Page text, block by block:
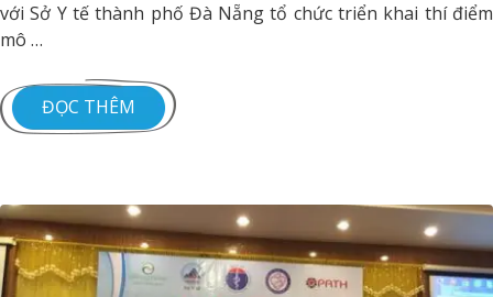
với Sở Y tế thành phố Đà Nẵng tổ chức triển khai thí điểm
mô …
ĐỌC THÊM